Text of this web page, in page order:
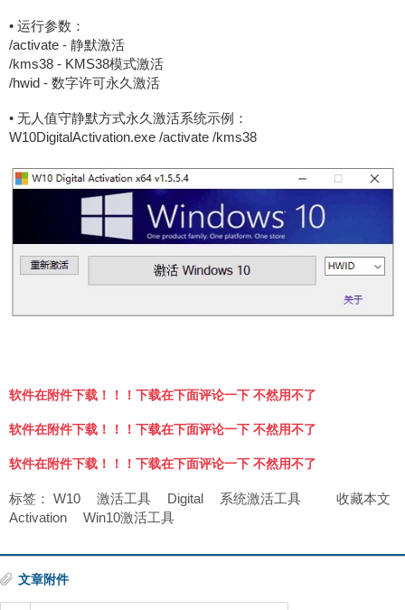
• 运行参数：
/activate - 静默激活
/kms38 - KMS38模式激活
/hwid - 数字许可永久激活
• 无人值守静默方式永久激活系统示例：
W10DigitalActivation.exe /activate /kms38
软件在附件下载！！！下载在下面评论一下 不然用不了
软件在附件下载！！！下载在下面评论一下 不然用不了
软件在附件下载！！！下载在下面评论一下 不然用不了
收藏本文
标签： W10 激活工具 Digital
系统激活工具
Activation
Win10激活工具
文章附件